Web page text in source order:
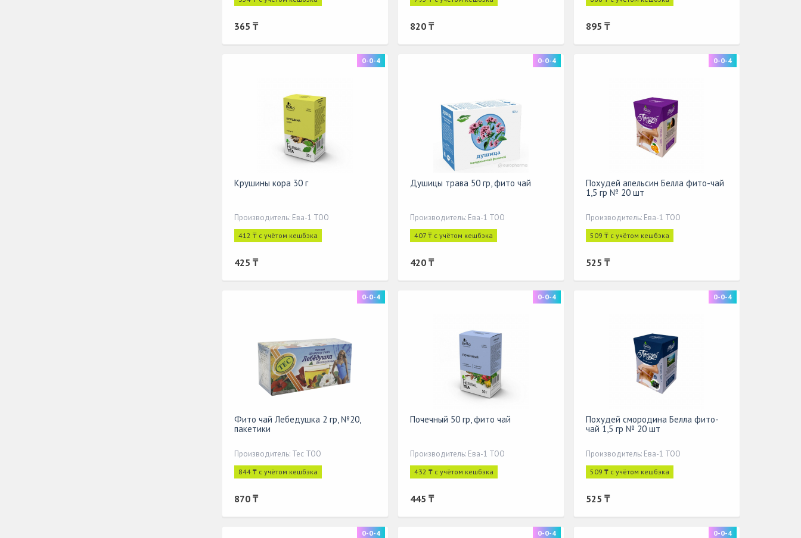
365 ₸ 820 ₸ 895 ₸
0-0-4
Крушины кора 30 г
Производитель: Ева-1 ТОО
412 ₸ с учётом кешбэка
425 ₸
0-0-4
Душицы трава 50 гр, фито чай
Производитель: Ева-1 ТОО
407 ₸ с учётом кешбэка
420 ₸
0-0-4
Похудей апельсин Белла фито-чай
1,5 гр № 20 шт
Производитель: Ева-1 ТОО
509 ₸ с учётом кешбэка
525 ₸
0-0-4
Фито чай Лебедушка 2 гр, №20,
пакетики
Производитель: Тес ТОО
844 ₸ с учётом кешбэка
870 ₸
0-0-4
Почечный 50 гр, фито чай
Производитель: Ева-1 ТОО
432 ₸ с учётом кешбэка
445 ₸
0-0-4
Похудей смородина Белла фито-
чай 1,5 гр № 20 шт
Производитель: Ева-1 ТОО
509 ₸ с учётом кешбэка
525 ₸
0-0-4 0-0-4 0-0-4